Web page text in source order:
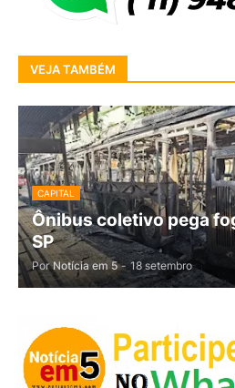
VEJA TAMBÉM
CAPITAL
Ônibus coletivo pega
SP
Por Notícia em 5 - 18 setembro